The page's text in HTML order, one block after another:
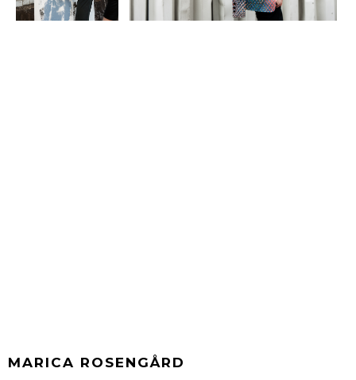
MARICA ROSENGÅRD